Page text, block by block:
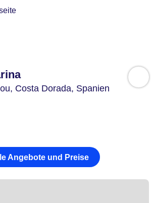
Costa Dorada, Spanien
Angebote und Preise